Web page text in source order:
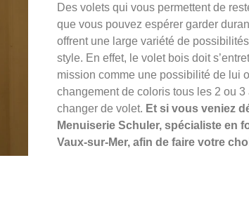
Des volets qui vous permettent de
que vous pouvez espérer garder
offrent une large variété de
style. En effet, le volet bois doit
mission comme une possibilité de lui
changement de coloris tous les 2 ou
changer de volet. Et si vous veniez
Menuiserie Schuler, spécialiste en
Vaux-sur-Mer, afin de faire votre